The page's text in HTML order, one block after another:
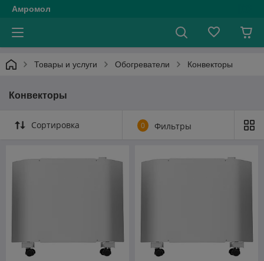
Амромол
Товары и услуги Обогреватели Конвекторы
Конвекторы
Сортировка 0 Фильтры